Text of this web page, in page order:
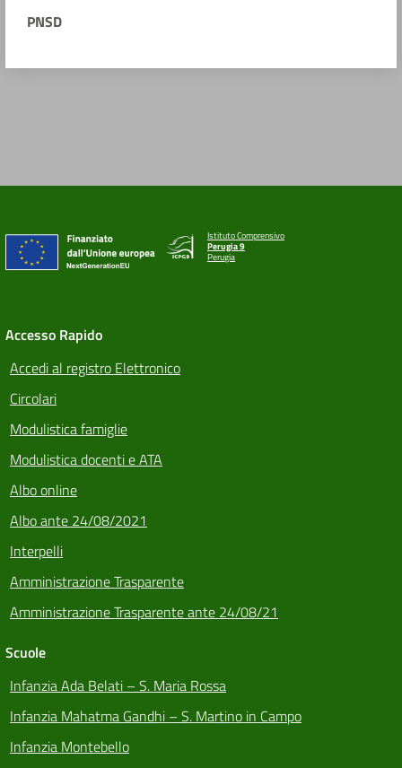
PNSD
Istituto Comprensivo
Perugia 9
Perugia
Accesso Rapido
Accedi al registro Elettronico
Circolari
Modulistica famiglie
Modulistica docenti e ATA
Albo online
Albo ante 24/08/2021
Interpelli
Amministrazione Trasparente
Amministrazione Trasparente ante 24/08/21
Scuole
Infanzia Ada Belati – S. Maria Rossa
Infanzia Mahatma Gandhi – S. Martino in Campo
Infanzia Montebello